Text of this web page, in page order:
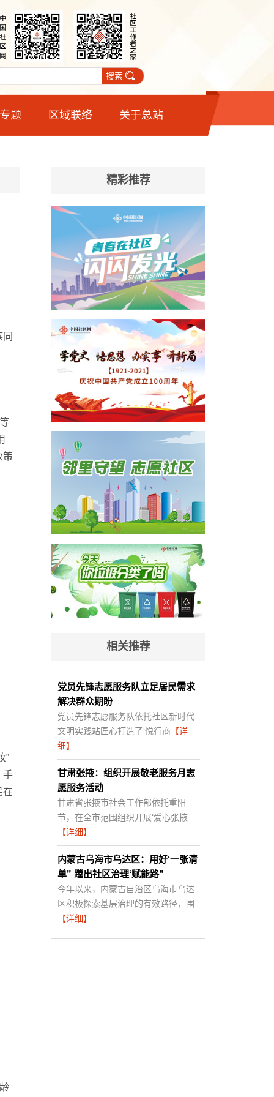
搜索
题 区域联络 关于总站
策
”
手
在
精彩推荐
相关推荐
党员先锋志愿服务队立足居民需求
解决群众期盼
党员先锋志愿服务队依托社区新时代
文明实践站匠心打造了‘悦行商 【详
细】
甘肃张掖：组织开展敬老服务月志
愿服务活动
甘肃省张掖市社会工作部依托重阳
节，在全市范围组织开展‘爱心张掖
【详细】
内蒙古乌海市乌达区：用好‘一张清
单” 蹚出社区治理‘赋能路”
今年以来，内蒙古自治区乌海市乌达
区积极探索基层治理的有效路径，围
【详细】